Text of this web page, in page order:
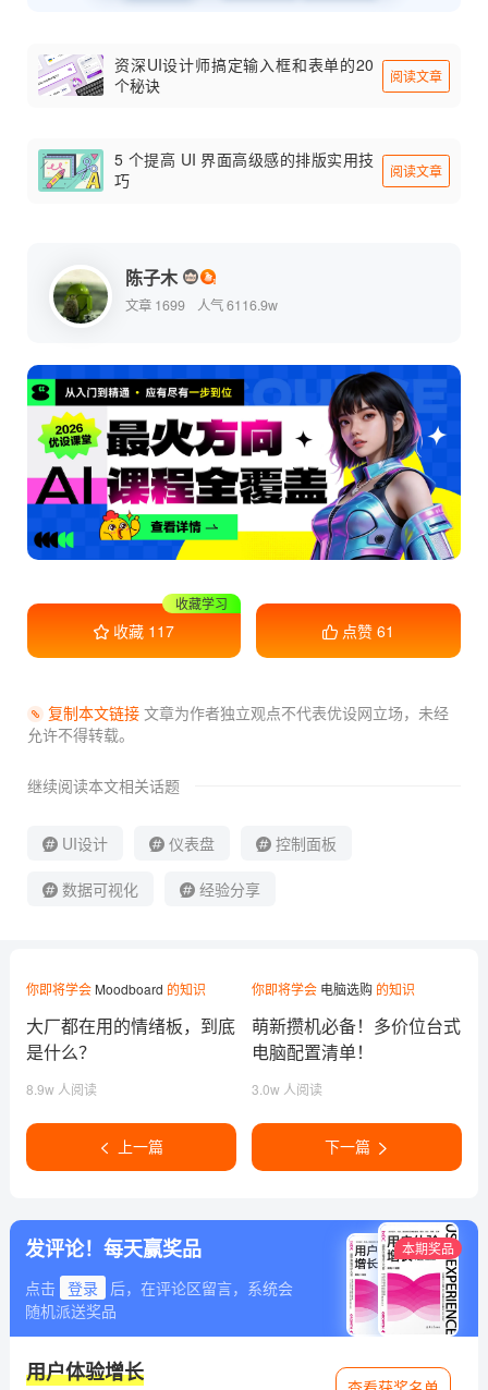
资深UI设计师搞定输入框和表单的20
个秘诀
阅读文章
5 个提高 UI 界面高级感的排版实用技
巧
阅读文章
陈子木
文章 1699 人气 6116.9w
收藏 117
收藏学习
点赞 61
复制本文链接文章为作者独立观点不代表优设网立场， 未经
允许不得转载。
继续阅读本文相关话题
UI设计 仪表盘 控制面板
数据可视化 经验分享
你即将学会 Moodboard 的知识
大厂都在用的情绪板，到底
是什么？
8.9w 人阅读
上一篇
你即将学会 电脑选购 的知识
萌新攒机必备！多价位台式
电脑配置清单！
3.0w 人阅读
下一篇
发评论！每天赢奖品
点击 登录
后，在评论区留言，系统会
随机派送奖品
本期奖品
用户体验增长